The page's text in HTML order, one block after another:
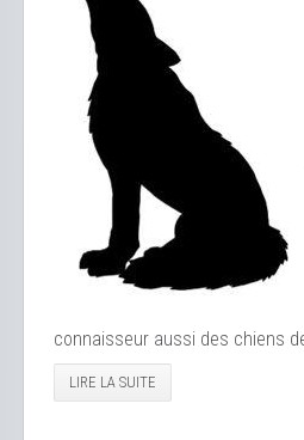
connaisseur aussi des chiens
LIRE LA SUITE